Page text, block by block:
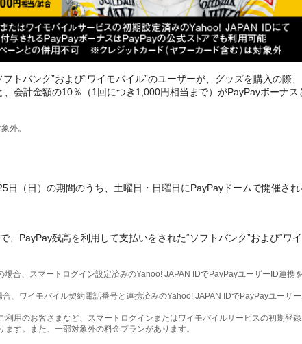
トバンク”および“ワイモバイル”のユーザーが、グッズを購入の際、
会計金額の10％（1回につき1,000円相当まで）がPayPayボーナス
外。
日（日）の期間のうち、土曜日・日曜日にPayPayドームで開催され
、PayPay残高を利用して支払いをされた“ソフトバンク”および“ワイ
場合、スマートログイン設定済みのYahoo! JAPAN IDでPayPayユーザーID連携を
合、ワイモバイル契約電話番号と連携済みのYahoo! JAPAN IDでPayPayユーザ
利用のお客さまなど、スマートログインまたはワイモバイルサービスの初期登
す。また、一部対象外の料金プランがあります。